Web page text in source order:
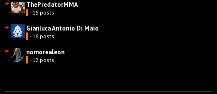
ThePredatorMMA
· 16 posts
Gianluca Antonio Di Maio
· 16 posts
nomorealeon
· 12 posts